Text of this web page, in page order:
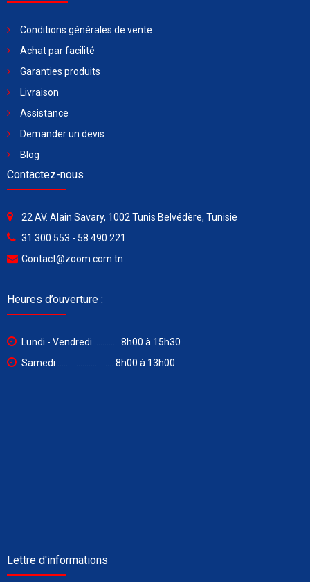
Conditions générales de vente
Achat par facilité
Garanties produits
Livraison
Assistance
Demander un devis
Blog
Contactez-nous
22 AV. Alain Savary, 1002 Tunis Belvédère, Tunisie
31 300 553 - 58 490 221
Contact@zoom.com.tn
Heures d’ouverture :
Lundi - Vendredi ............ 8h00 à 15h30
Samedi ........................... 8h00 à 13h00
Lettre d'informations